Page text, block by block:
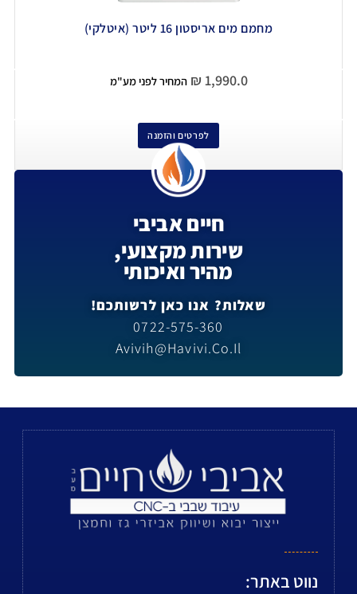
מחמם מים אריסטון 16 ליטר (איטלקי)
₪ 1,990.0 המחיר לפני מע"מ
לפרטים והזמנה
חיים אביבי
שירות מקצועי,
מהיר ואיכותי
שאלות? אנו כאן לרשותכם!
0722-575-360
Avivih@havivi.co.il
נווט באתר: